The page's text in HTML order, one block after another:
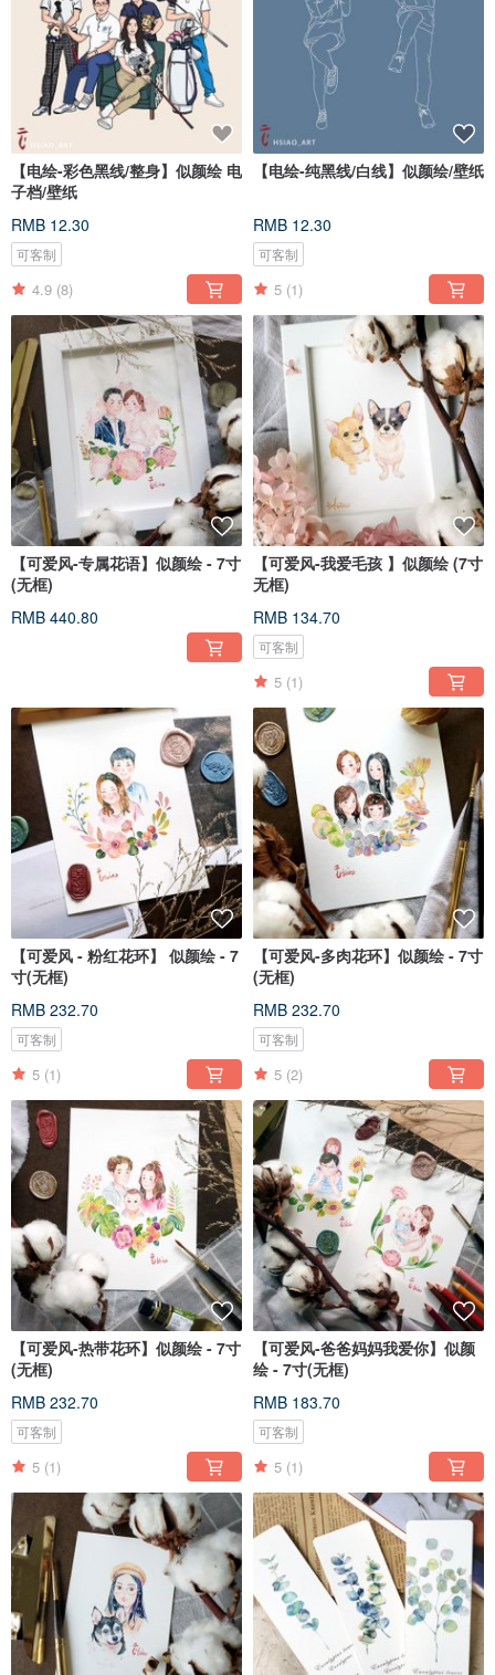
【电绘-彩色黑线/整身】似颜绘 电
子档/壁纸
RMB 12.30
可客制
4.9 (8)
【电绘-纯黑线/白线】似颜绘/壁纸
RMB 12.30
可客制
5 (1)
【可爱风-专属花语】似颜绘 - 7寸
(无框)
RMB 440.80
【可爱风-我爱毛孩 】似颜绘 (7寸
无框)
RMB 134.70
可客制
5 (1)
【可爱风 - 粉红花环】 似颜绘 - 7
寸(无框)
RMB 232.70
可客制
5 (1)
【可爱风-多肉花环】似颜绘 - 7寸
(无框)
RMB 232.70
可客制
5 (2)
【可爱风-热带花环】似颜绘 - 7寸
(无框)
RMB 232.70
可客制
5 (1)
【可爱风-爸爸妈妈我爱你】似颜
绘 - 7寸(无框)
RMB 183.70
可客制
5 (1)